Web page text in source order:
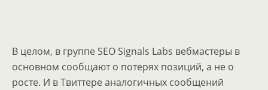
В целом, в группе SEO Signals Labs вебмастеры в
основном сообщают о потерях позиций, а не о
росте. И в Твиттере аналогичных сообщений